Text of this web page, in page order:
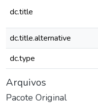
dc.title
dc.title.alternative
dc.type
Arquivos
Pacote Original